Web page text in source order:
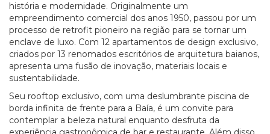
história e modernidade. Originalmente um
empreendimento comercial dos anos 1950, passou por um
processo de retrofit pioneiro na região para se tornar um
enclave de luxo. Com 12 apartamentos de design exclusivo,
criados por 13 renomados escritórios de arquitetura baianos,
apresenta uma fusão de inovação, materiais locais e
sustentabilidade.
Seu rooftop exclusivo, com uma deslumbrante piscina de
borda infinita de frente para a Baía, é um convite para
contemplar a beleza natural enquanto desfruta da